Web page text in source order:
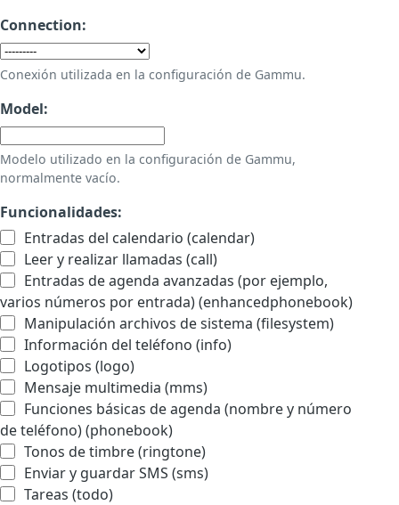
Connection:
Conexión utilizada en la configuración de Gammu.
Model:
Modelo utilizado en la configuración de Gammu,
normalmente vacío.
Funcionalidades:
Entradas del calendario (calendar)
Leer y realizar llamadas (call)
Entradas de agenda avanzadas (por ejemplo,
varios números por entrada) (enhancedphonebook)
Manipulación archivos de sistema (filesystem)
Información del teléfono (info)
Logotipos (logo)
Mensaje multimedia (mms)
Funciones básicas de agenda (nombre y número
de teléfono) (phonebook)
Tonos de timbre (ringtone)
Enviar y guardar SMS (sms)
Tareas (todo)